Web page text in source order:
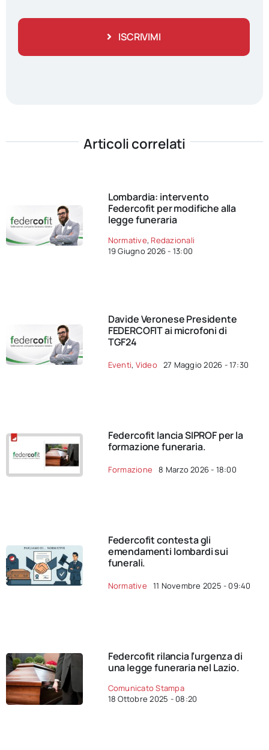
ISCRIVIMI
Articoli correlati
Lombardia: intervento
Federcofit per modifiche alla
legge funeraria
Normative, Redazionali
19 Giugno 2026 - 13:00
Davide Veronese Presidente
FEDERCOFIT ai microfoni di
TGF24
Eventi, Video 27 Maggio 2026 - 17:30
Federcofit lancia SIPROF per la
formazione funeraria.
Formazione 8 Marzo 2026 - 18:00
Federcofit contesta gli
emendamenti lombardi sui
funerali.
Normative 11 Novembre 2025 - 09:40
Federcofit rilancia l’urgenza di
una legge funeraria nel Lazio.
Comunicato Stampa
18 Ottobre 2025 - 08:20